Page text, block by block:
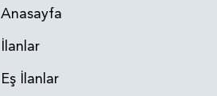
Anasayfa
İlanlar
Eş İlanlar